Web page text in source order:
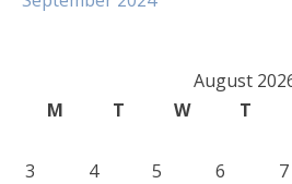
August
M
T W T
3
4 5 6 7